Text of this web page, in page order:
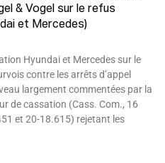
& Vogel sur le refus
et Mercedes)
Hyundai et Mercedes sur le
contre les arrêts d’appel
largement commentées par la
de cassation (Cass. Com., 16
et 20-18.615) rejetant les